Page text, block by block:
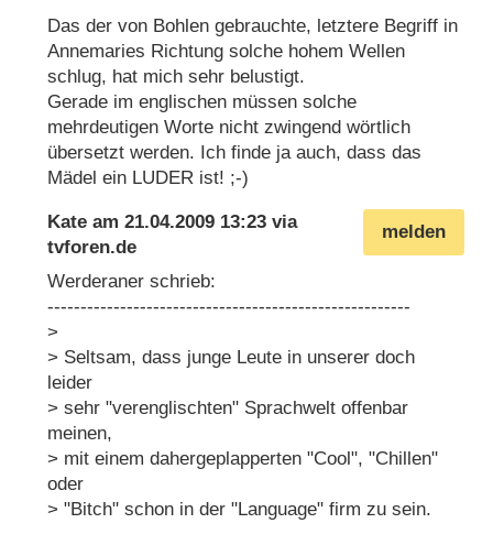
Das der von Bohlen gebrauchte, letztere Begriff in
Annemaries Richtung solche hohem Wellen
schlug, hat mich sehr belustigt.
Gerade im englischen müssen solche
mehrdeutigen Worte nicht zwingend wörtlich
übersetzt werden. Ich finde ja auch, dass das
Mädel ein LUDER ist! ;-)
melden
Kate am21.04.2009 13:23 via
tvforen.de
Werderaner schrieb:
-------------------------------------------------------
>
> Seltsam, dass junge Leute in unserer doch
leider
> sehr "verenglischten" Sprachwelt offenbar
meinen,
> mit einem dahergeplapperten "Cool", "Chillen"
oder
> "Bitch" schon in der "Language" firm zu sein.